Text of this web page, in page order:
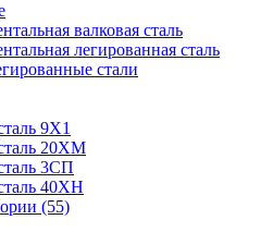
валковая сталь
легированная сталь
стали
9Х1
20ХМ
3СП
40ХН
(55)